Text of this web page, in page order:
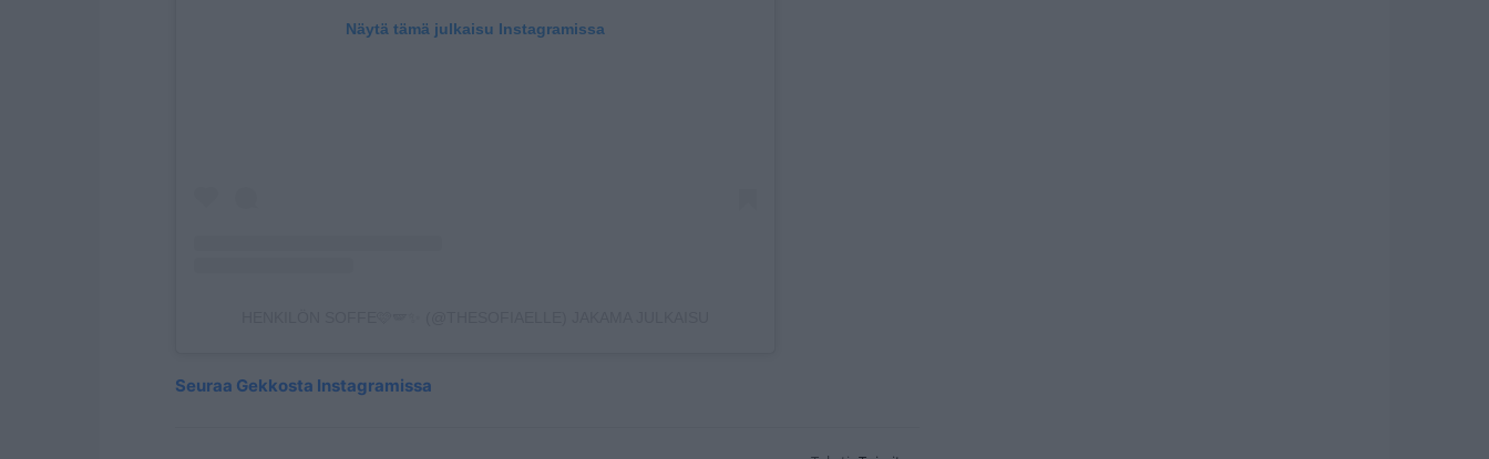
Näytä tämä julkaisu Instagramissa
Seuraa Gekkosta Instagramissa